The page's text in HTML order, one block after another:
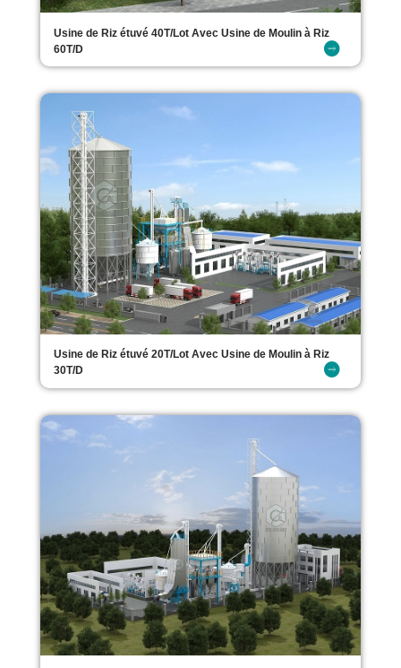
Usine de Riz étuvé 40T/Lot Avec Usine de Moulin à Riz
60T/D
Usine de Riz étuvé 20T/Lot Avec Usine de Moulin à Riz
30T/D